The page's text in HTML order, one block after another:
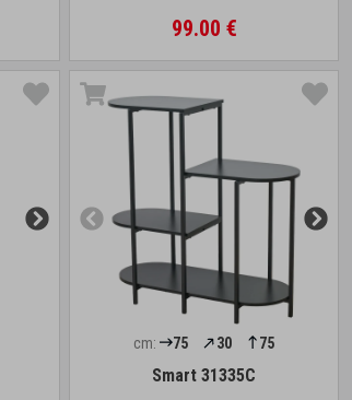
99.00 €
cm: 75 30 75
Smart 31335C